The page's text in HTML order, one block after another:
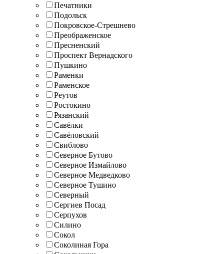
Печатники
Подольск
Покровское-Стрешнево
Преображенское
Пресненский
Проспект Вернадского
Пушкино
Раменки
Раменское
Реутов
Ростокино
Рязанский
Савёлки
Савёловский
Свиблово
Северное Бутово
Северное Измайлово
Северное Медведково
Северное Тушино
Северный
Сергиев Посад
Серпухов
Силино
Сокол
Соколиная Гора